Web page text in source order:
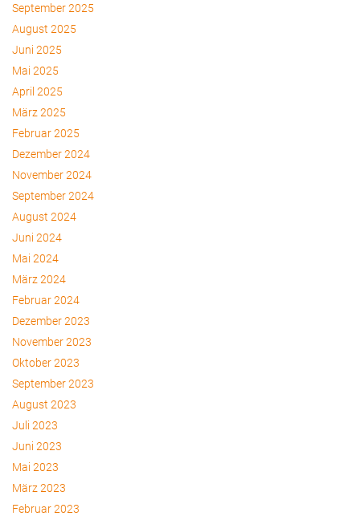
September 2025
August 2025
Juni 2025
Mai 2025
April 2025
März 2025
Februar 2025
Dezember 2024
November 2024
September 2024
August 2024
Juni 2024
Mai 2024
März 2024
Februar 2024
Dezember 2023
November 2023
Oktober 2023
September 2023
August 2023
Juli 2023
Juni 2023
Mai 2023
März 2023
Februar 2023